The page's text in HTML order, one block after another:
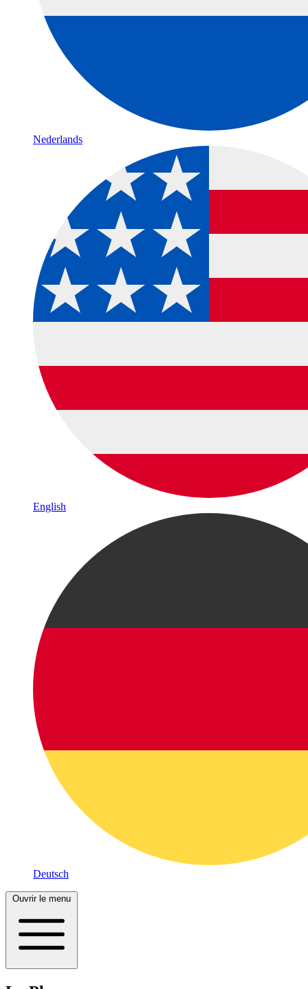
Nederlands
English
Deutsch
Ouvrir le menu